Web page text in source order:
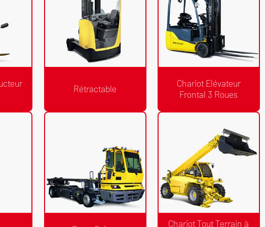
Porté
Devis Gratuit
Rétractable
Rétractable
Devis Gratuit
Chariot Elévateur Frontal 3 Roues
Chariot Elévateur
Frontal 3 Roues
Chariot Tout Terrain à